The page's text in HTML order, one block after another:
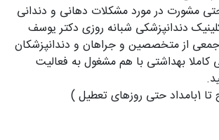
مشورت در مورد مشکلات دهانی و دندانی
دندانپزشکی شبانه روزی دکتر یوسف
جمعی از متخصصین و جراهان و دندانپزشکان
بهداشتی با هم مشغول به فعالیت